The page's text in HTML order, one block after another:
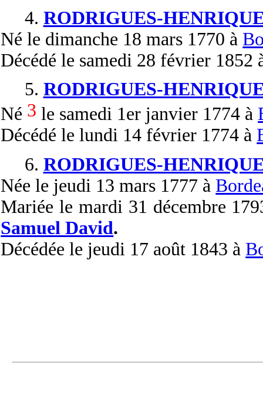
4. RODRIGUES-
Né le dimanche 18 mars 1770 à
Décédé le samedi 28 février 1852
5. RODRIGUES-
Né 3 le samedi 1er janvier 1774 à
Décédé le lundi 14 février 1774 à
6. RODRIGUES-
Née le jeudi 13 mars 1777 à
Mariée le mardi 31 décembre
Samuel David.
Décédée le jeudi 17 août 1843 à